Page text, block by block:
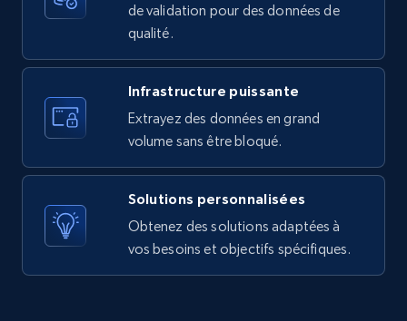
Asin, URL, Name, Sponsored, Initial price, Final
price, Currency, Sold, and more.
1.6K+ 181+ Essai gratuit
de validation pour des données de
qualité.
Infrastructure puissante
Extrayez des données en grand
volume sans être bloqué.
Solutions personnalisées
Obtenez des solutions adaptées à
vos besoins et objectifs spécifiques.